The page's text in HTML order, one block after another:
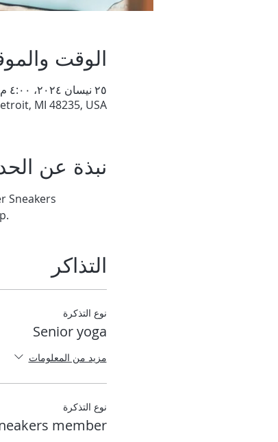
الوقت
٢٥ نيسان ٢٠٢٤، ٤:٠٠ م – ٥:٠٠ م
MI 48235, USA
نبذة عن
Sneakers
التذاكر
نوع التذكرة
Senior yoga
مزيد من المعلومات
نوع التذكرة
member